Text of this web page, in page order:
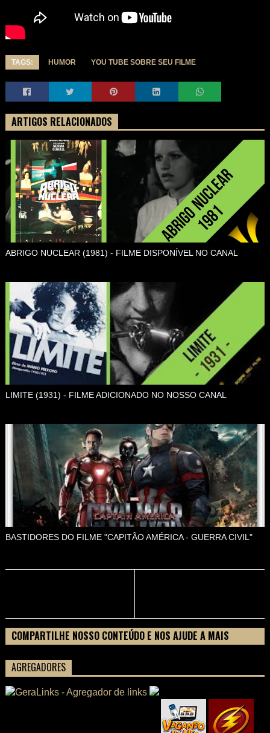
TAGS: HUMOR YOU TUBE SOBRE SEU FILME
ARTIGOS RELACIONADOS
ABRIGO NUCLEAR (1981) - FILME DISPONÍVEL NO CANAL
LIMITE (1931) - FILME ADICIONADO NO NOSSO CANAL
BASTIDORES DO FILME "CAPITÃO AMÉRICA - GUERRA CIVIL"
COMPARTILHE NOSSO CONTEÚDO E NOS AJUDE A MAIS
AGREGADORES